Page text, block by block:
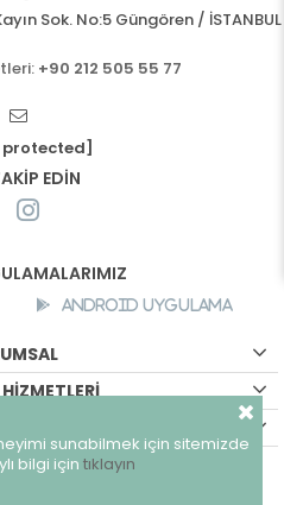
Sok. No:5 Güngören / İSTANBUL
+90 212 505 55 77
EDİN
Android Uygulama
hakları saklıdır.
sunabilmek için sitemizde
bilgi için tıklayın